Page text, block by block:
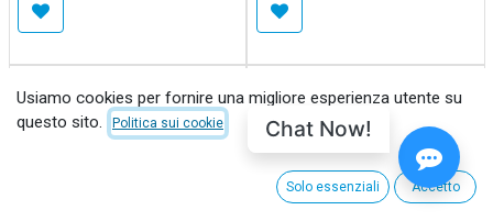
Usiamo cookies per fornire una migliore esperienza utente su
questo sito.
Politica sui cookie
Solo essenziali Accetto
Chat Now!